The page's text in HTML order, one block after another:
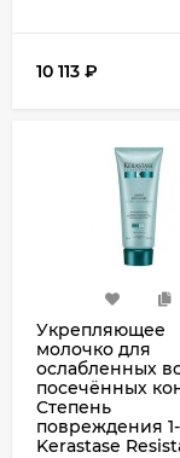
10 113 ₽
Укрепляющее
молочко для
ослабленных
посечённых
Степень
повреждения
Kerastase